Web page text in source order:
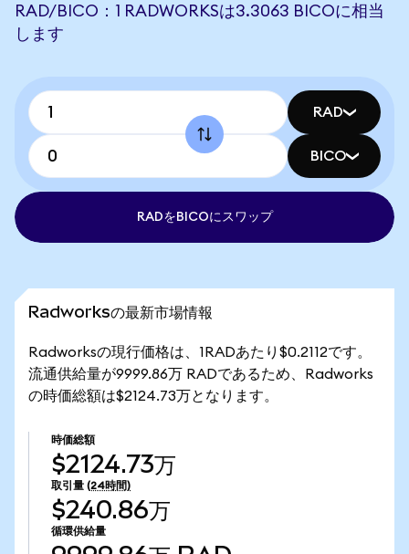
RAD/BICO：1 RADWORKSは3.3063 BICOに相当
します
RAD
BICO
RADをBICOにスワップ
Radworksの最新市場情報
Radworksの現行価格は、1RADあたり$0.2112です。
流通供給量が9999.86万 RADであるため、Radworks
の時価総額は$2124.73万となります。
時価総額
$2124.73万
取引量 (24時間)
$240.86万
循環供給量